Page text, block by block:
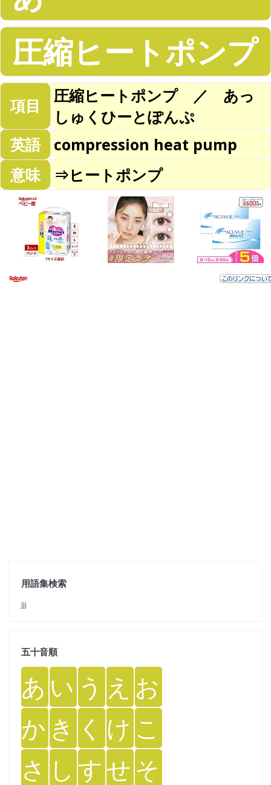
圧縮ヒートポンプ
項目
圧縮ヒートポンプ ／ あっ
しゅくひーとぽんぷ
英語
compression heat pump
意味
⇒ヒートポンプ
用語集検索
jjj
五十音順
あ い う え お
か き く け こ
さ し すせ そ